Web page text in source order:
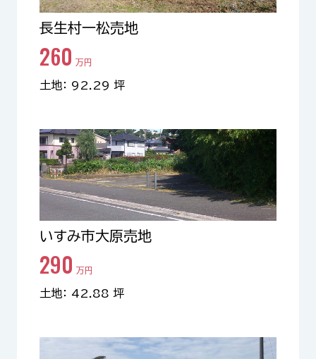
長生村一松売地
260 万円
土地： 92.29 坪
いすみ市大原売地
290 万円
土地： 42.88 坪